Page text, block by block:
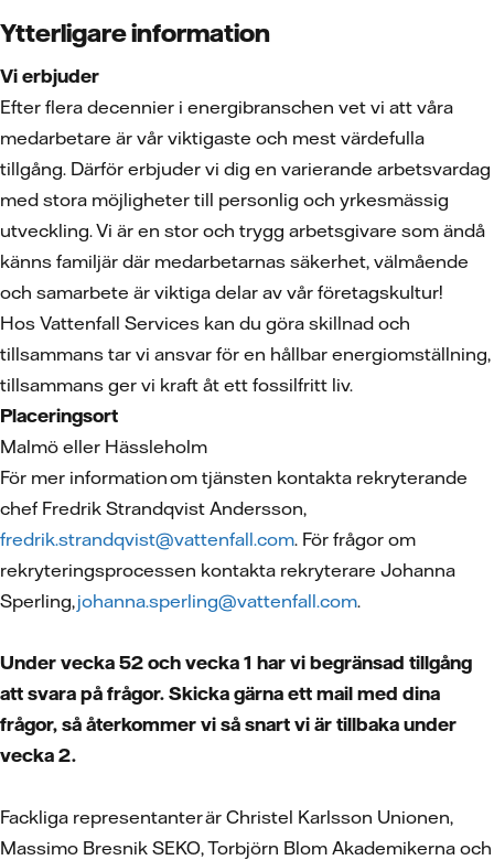
Ytterligare information
Vi erbjuder
Efter flera decennier i energibranschen vet vi att våra
medarbetare är vår viktigaste och mest värdefulla
tillgång. Därför erbjuder vi dig en varierande arbetsvardag
med stora möjligheter till personlig och yrkesmässig
utveckling. Vi är en stor och trygg arbetsgivare som ändå
känns familjär där medarbetarnas säkerhet, välmående
och samarbete är viktiga delar av vår företagskultur!
Hos Vattenfall Services kan du göra skillnad och
tillsammans tar vi ansvar för en hållbar energiomställning,
tillsammans ger vi kraft åt ett fossilfritt liv.
Placeringsort
Malmö eller Hässleholm
För mer information om tjänsten kontakta rekryterande
chef Fredrik Strandqvist Andersson,
fredrik.strandqvist@vattenfall.com. För frågor om
rekryteringsprocessen kontakta rekryterare Johanna
Sperling,johanna.sperling@vattenfall.com.
Under vecka 52 och vecka 1 har vi begränsad tillgång
att svara på frågor. Skicka gärna ett mail med dina
frågor, så återkommer vi så snart vi är tillbaka under
vecka 2.
Fackliga representanter är Christel Karlsson Unionen,
Massimo Bresnik SEKO, Torbjörn Blom Akademikerna och